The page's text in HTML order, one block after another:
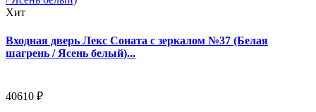
Хит
Входная дверь Лекс Соната с зеркалом №37 (Белая
шагрень / Ясень белый)...
40610 ₽